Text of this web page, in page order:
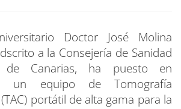
Doctor José Molina
a la Consejería de Sanidad
de Canarias, ha puesto en
un equipo de Tomografía
portátil de alta gama para la